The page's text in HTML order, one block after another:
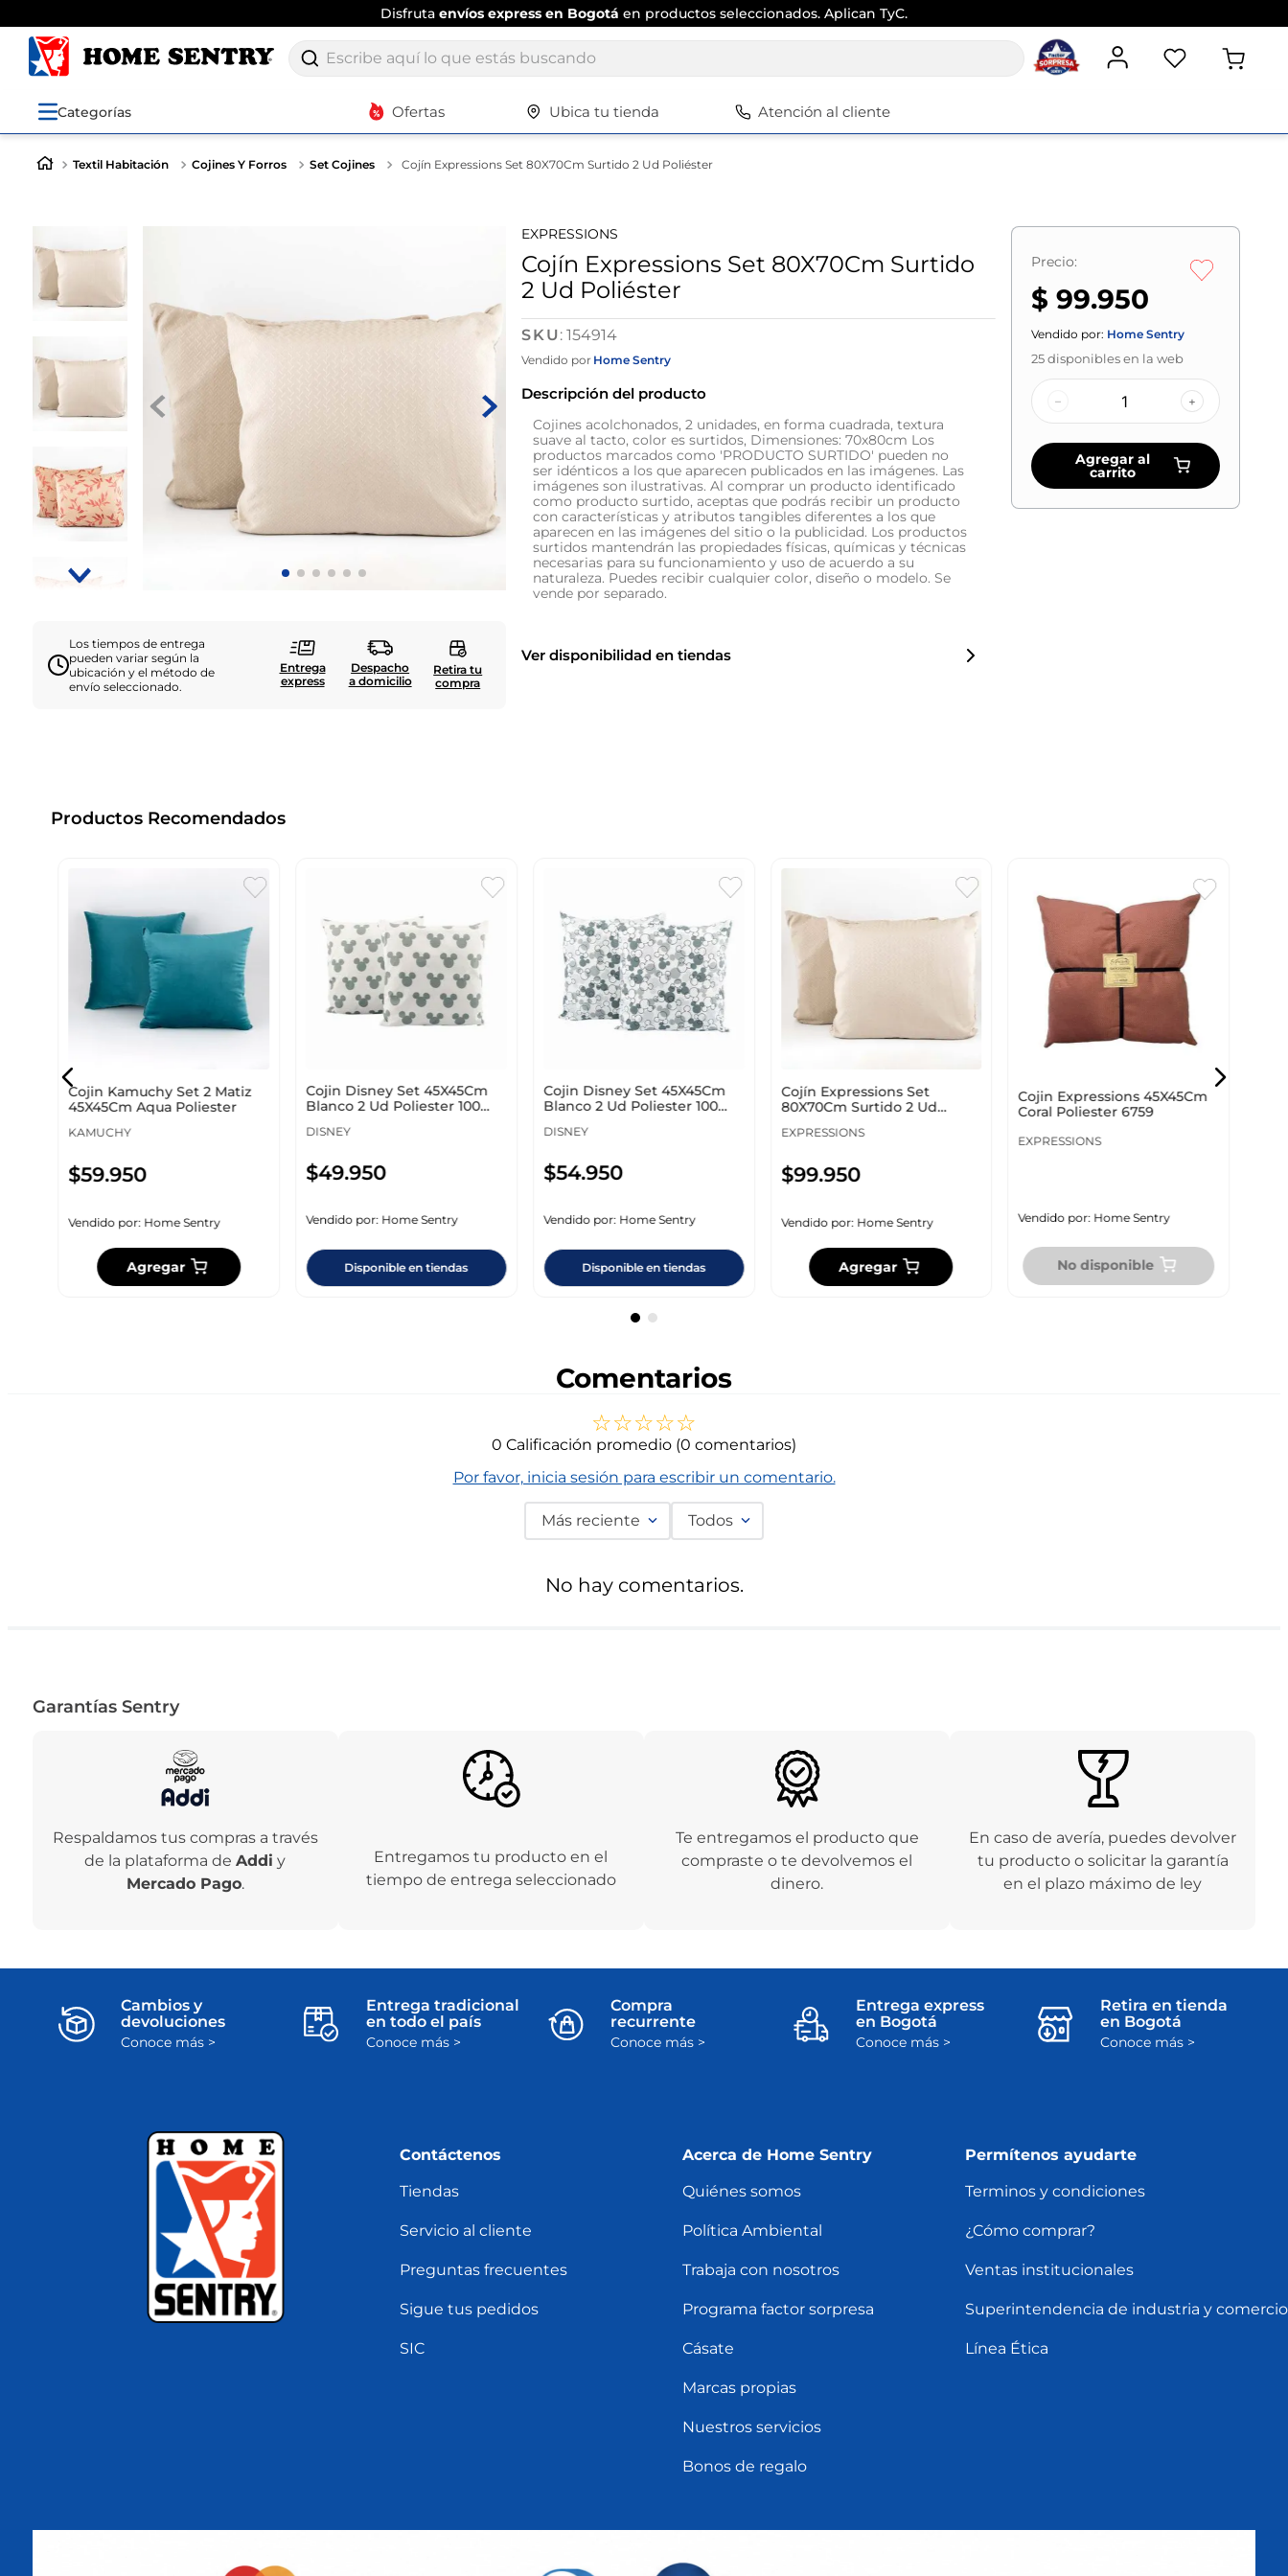
Disfruta envíos express en Bogotá en productos seleccionados. Aplican TyC.
Escribe aquí lo que estás buscando
Categorías Ofertas Ubica tu tienda Atención al cliente
Textil Habitación Cojines Y Forros Set Cojines Cojín Expressions Set 80X70Cm Surtido 2 Ud Poliéster
Los tiempos de entrega
pueden variar según la
ubicación y el método de
envío seleccionado.
Entrega
express
Despacho
a domicilio
Retira tu
compra
EXPRESSIONS
Cojín Expressions Set 80X70Cm Surtido
2 Ud Poliéster
:154914
Vendido por Home Sentry
Descripción del producto
Cojines acolchonados, 2 unidades, en forma cuadrada, textura
suave al tacto, color es surtidos, Dimensiones: 70x80cm Los
productos marcados como 'PRODUCTO SURTIDO' pueden no
ser idénticos a los que aparecen publicados en las imágenes. Las
imágenes son ilustrativas. Al comprar un producto identificado
como producto surtido, aceptas que podrás recibir un producto
con características y atributos tangibles diferentes a los que
aparecen en las imágenes del sitio o la publicidad. Los productos
surtidos mantendrán las propiedades físicas, químicas y técnicas
necesarias para su funcionamiento y uso de acuerdo a su
naturaleza. Puedes recibir cualquier color, diseño o modelo. Se
vende por separado.
Ver disponibilidad en tiendas
Precio:
$ 99.950
Vendido por: Home Sentry
25disponibles en la web
– +
Agregar al
carrito
Productos Recomendados
Cojin Kamuchy Set 2 Matiz
45X45Cm Aqua Poliester
KAMUCHY
$59.950
Vendido por: Home Sentry
Agregar
Cojin Disney Set 45X45Cm
Blanco 2 Ud Poliester 100
DISNEY
$49.950
Vendido por: Home Sentry
Disponible en tiendas
Cojin Disney Set 45X45Cm
Blanco 2 Ud Poliester 100
DISNEY
$54.950
Vendido por: Home Sentry
Disponible en tiendas
Cojín Expressions Set
80X70Cm Surtido 2 Ud
EXPRESSIONS
$99.950
Vendido por: Home Sentry
Agregar
Cojin Expressions 45X45Cm
Coral Poliester 6759
EXPRESSIONS
Vendido por: Home Sentry
No disponible
Comentarios
☆☆☆☆☆
0 Calificación promedio (0 comentarios)
Por favor, inicia sesión para escribir un comentario.
Más reciente Todos
No hay comentarios.
Garantías Sentry
Respaldamos tus compras a través
de la plataforma deAddi y
Mercado Pago.
Entregamos tu producto en el
tiempo de entrega seleccionado
Te entregamos el producto que
compraste o te devolvemos el
dinero.
En caso de avería, puedes devolver
tu producto o solicitar la garantía
en el plazo máximo de ley
Cambios y
devoluciones
Conoce más >
Entrega tradicional
en todo el país
Conoce más >
Compra
recurrente
Conoce más >
Entrega express
en Bogotá
Conoce más >
Retira en tienda
en Bogotá
Conoce más >
Contáctenos
Tiendas
Servicio al cliente
Preguntas frecuentes
Sigue tus pedidos
SIC
Acerca de Home Sentry
Quiénes somos
Política Ambiental
Trabaja con nosotros
Programa factor sorpresa
Cásate
Marcas propias
Nuestros servicios
Bonos de regalo
Permítenos ayudarte
Terminos y condiciones
¿Cómo comprar?
Ventas institucionales
Superintendencia de industria y comercio
Línea Ética
Términos más buscados
silla
closet
espejo
vajillas
cafetera
.
zapatero
cuadros